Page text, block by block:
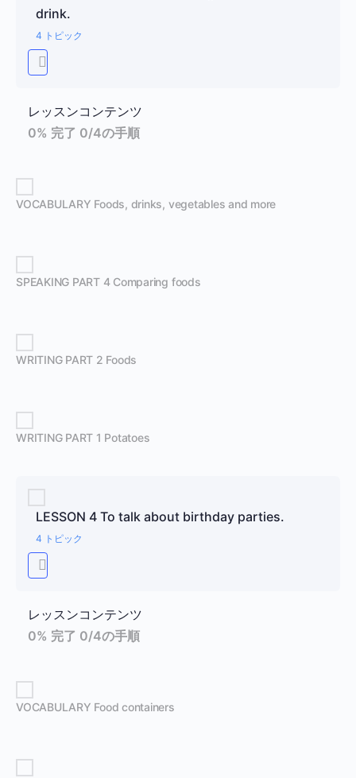
drink.
4 トピック
レッスンコンテンツ
0% 完了 0/4の手順
VOCABULARY Foods, drinks, vegetables and more
SPEAKING PART 4 Comparing foods
WRITING PART 2 Foods
WRITING PART 1 Potatoes
LESSON 4 To talk about birthday parties.
4 トピック
レッスンコンテンツ
0% 完了 0/4の手順
VOCABULARY Food containers